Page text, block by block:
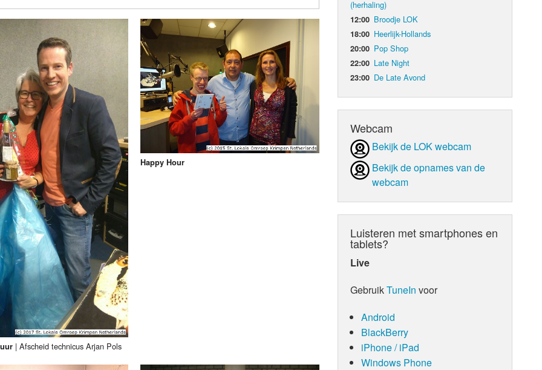
Programmabeleid Bepalend Orgaan
Weerman
Over Krimpen a/d IJssel
|Afscheid technicus Arjan Pols
Happy Hour
(herhaling)
12:00 Broodje LOK
18:00 Heerlijk-Hollands
20:00 Pop Shop
22:00 Late Night
23:00 De Late Avond
Webcam
Bekijk de LOK webcam
Bekijk de opnames van de
webcam
Luisteren met smartphones en
tablets?
Live
GebruikTuneIn voor
Android
BlackBerry
iPhone / iPad
Windows Phone